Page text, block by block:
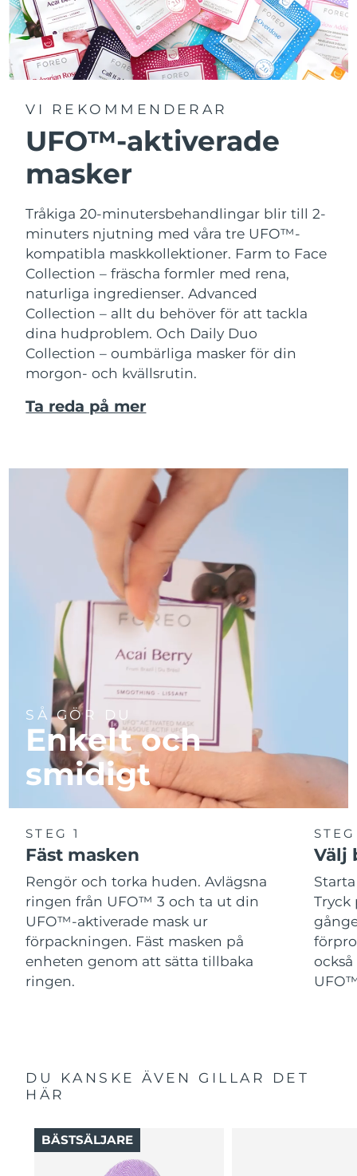
VI REKOMMENDERAR
UFO™-aktiverade
masker
Tråkiga 20-minutersbehandlingar blir till 2-
minuters njutning med våra tre UFO™-
kompatibla maskkollektioner. Farm to Face
Collection – fräscha formler med rena,
naturliga ingredienser. Advanced
Collection – allt du behöver för att tackla
dina hudproblem. Och Daily Duo
Collection – oumbärliga masker för din
morgon- och kvällsrutin.
Ta reda på mer
SÅ GÖR DU
Enkelt och
smidigt
STEG 1
Fäst masken
Rengör och torka huden. Avlägsna
ringen från UFO™ 3 och ta ut din
UFO™-aktiverade mask ur
förpackningen. Fäst masken på
enheten genom att sätta tillbaka
ringen.
Välj
Tryck
DU KANSKE ÄVEN GILLAR DET
HÄR
BÄSTSÄLJARE